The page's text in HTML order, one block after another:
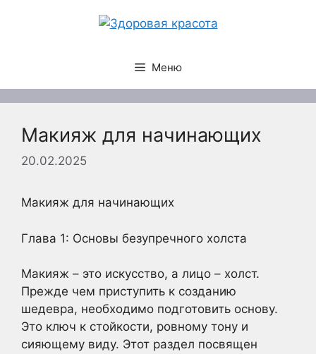
Меню
Макияж для начинающих
20.02.2025
Макияж для начинающих
Глава 1: Основы безупречного холста
Макияж – это искусство, а лицо – холст.
Прежде чем приступить к созданию
шедевра, необходимо подготовить основу.
Это ключ к стойкости, ровному тону и
сияющему виду. Этот раздел посвящен